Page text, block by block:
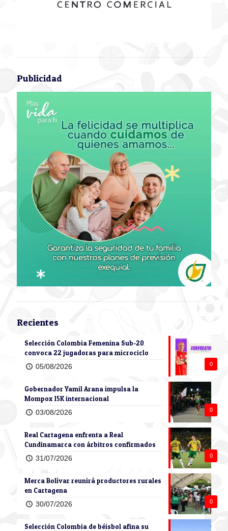
Publicidad
Recientes
0
Selección Colombia Femenina Sub-20
convoca 22 jugadoras para microciclo
05/08/2026
0
Gobernador Yamil Arana impulsa la
Mompox 15K internacional
03/08/2026
0
Real Cartagena enfrenta a Real
Cundinamarca con árbitros confirmados
31/07/2026
0
Merca Bolívar reunirá productores rurales
en Cartagena
30/07/2026
Selección Colombia de béisbol afina su